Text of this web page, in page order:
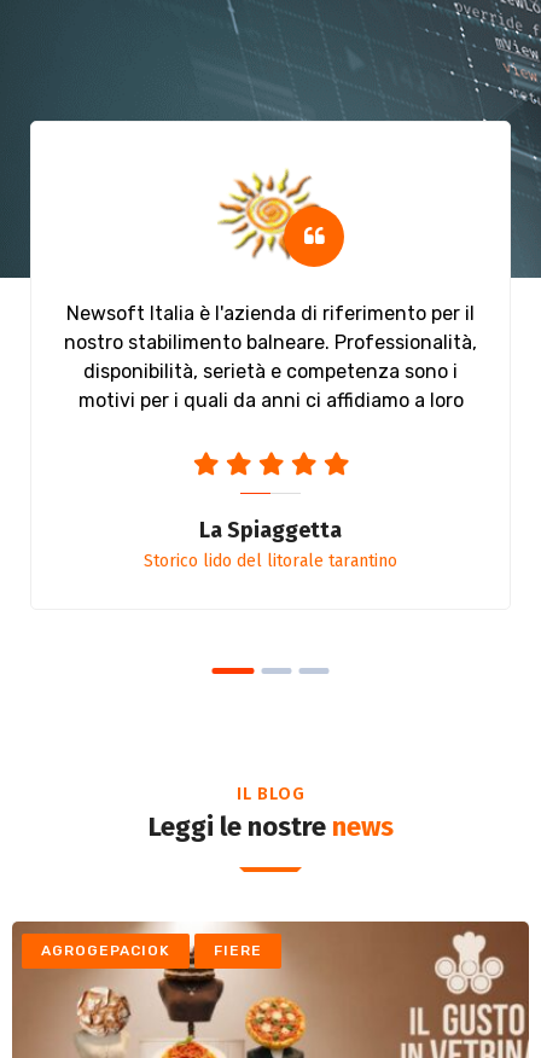
Newsoft Italia è l'azienda di riferimento per il
nostro stabilimento balneare. Professionalità,
disponibilità, serietà e competenza sono i
motivi per i quali da anni ci affidiamo a loro
La Spiaggetta
Storico lido del litorale tarantino
IL BLOG
Leggi le nostre news
AGROGEPACIOK FIERE